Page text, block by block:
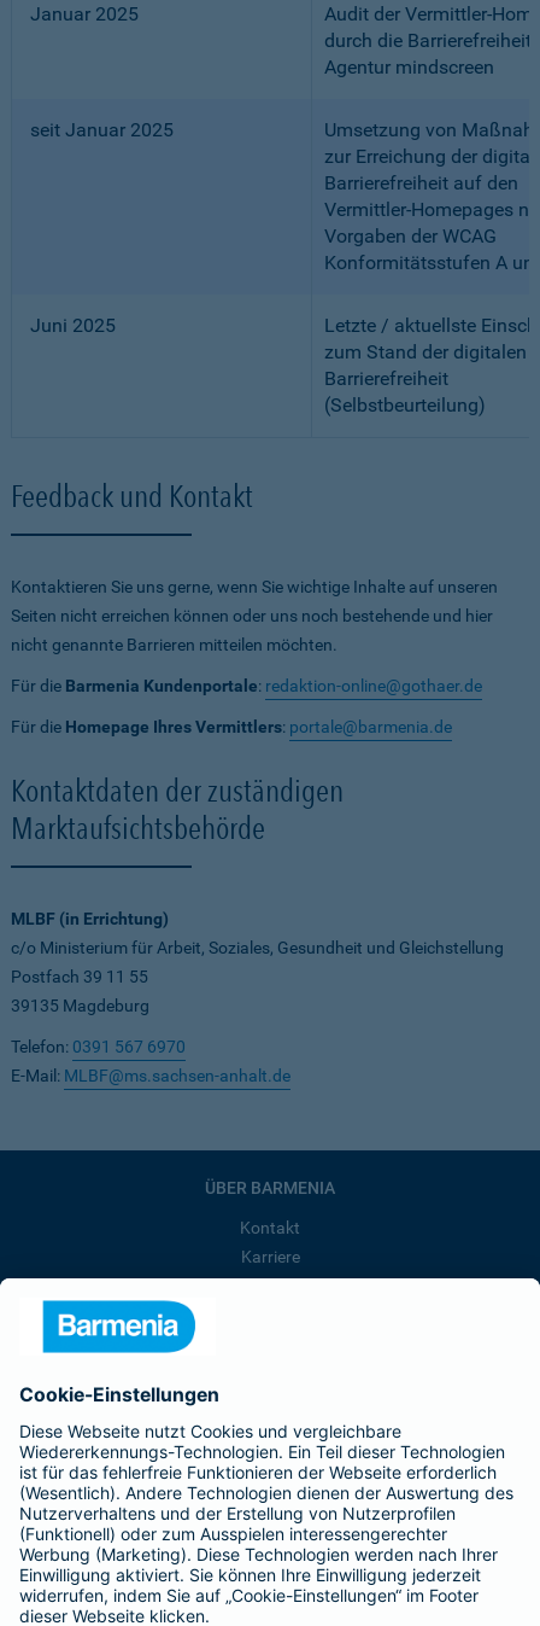
Januar 2025
Audit der Vermittler-
durch die
Agentur mindscreen
seit Januar 2025
Umsetzung von
zur Erreichung der
Barrierefreiheit auf den
Vermittler-Homepages
Vorgaben der WCAG
Konformitätsstufen A
Juni 2025
Letzte / aktuellste
zum Stand der digitalen
Barrierefreiheit
(Selbstbeurteilung)
Feedback und Kontakt
Kontaktieren Sie uns gerne, wenn Sie wichtige Inhalte auf unseren
Seiten nicht erreichen können oder uns noch bestehende und hier
nicht genannte Barrieren mitteilen möchten.
Für die Barmenia Kundenportale: redaktion-online@gothaer.de
Für die Homepage Ihres Vermittlers: portale@barmenia.de
Kontaktdaten der zuständigen
Marktaufsichtsbehörde
MLBF (in Errichtung)
c/o Ministerium für Arbeit, Soziales, Gesundheit und Gleichstellung
Postfach 39 11 55
39135 Magdeburg
Telefon: 0391 567 6970
E-Mail: MLBF@ms.sachsen-anhalt.de
ÜBER BARMENIA
Kontakt
Karriere
Presse
Barmenia ist Teil der BarmeniaGothaer
BELIEBTE SEITEN
Kranken-Zusatzversicherung
Tierversicherungen
Haftpflichtversicherung
Hausratversicherung